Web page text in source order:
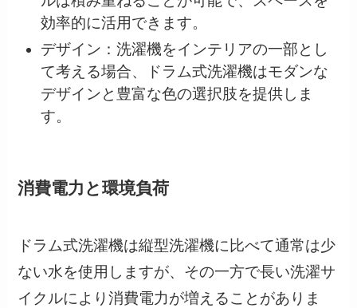
効率的に活用できます。
デザイン：洗濯機をインテリアの一部とし
て考える場合、ドラム式洗濯機はモダンな
デザインと豊富な色の選択肢を提供しま
す。
消費電力と環境負荷
ドラム式洗濯機は縦型洗濯機に比べて通常は少
ない水を使用しますが、その一方で長い洗濯サ
イクルにより消費電力が増えることがありま